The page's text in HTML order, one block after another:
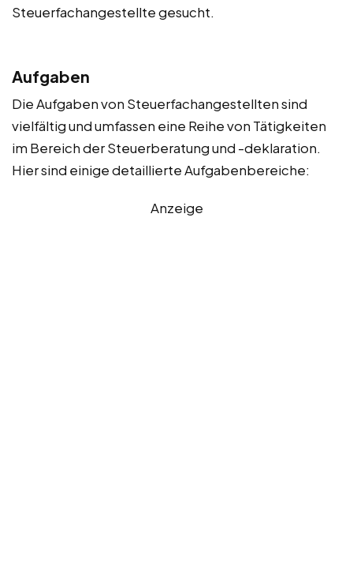
Steuerfachangestellte gesucht.
Aufgaben
Die Aufgaben von Steuerfachangestellten sind
vielfältig und umfassen eine Reihe von Tätigkeiten
im Bereich der Steuerberatung und -deklaration.
Hier sind einige detaillierte Aufgabenbereiche:
Anzeige